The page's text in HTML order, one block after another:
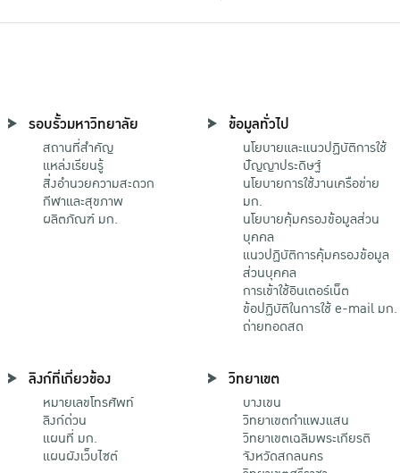
รอบรั้วมหาวิทยาลัย
สถานที่สำคัญ
แหล่งเรียนรู้
สิ่งอำนวยความสะดวก
กีฬาและสุขภาพ
ผลิตภัณฑ์ มก.
ข้อมูลทั่วไป
นโยบายและแนวปฏิบัติการใช้
ปัญญาประดิษฐ์
นโยบายการใช้งานเครือข่าย
มก.
นโยบายคุ้มครองข้อมูลส่วน
บุคคล
แนวปฏิบัติการคุ้มครองข้อมูล
ส่วนบุคคล
การเข้าใช้อินเตอร์เน็ต
ข้อปฏิบัติในการใช้ e-mail มก.
ถ่ายทอดสด
ลิงก์ที่เกี่ยวข้อง
หมายเลขโทรศัพท์
ลิงก์ด่วน
แผนที่ มก.
แผนผังเว็บไซต์
วิทยาเขต
บางเขน
วิทยาเขตกําแพงแสน
วิทยาเขตเฉลิมพระเกียรติ
จังหวัดสกลนคร